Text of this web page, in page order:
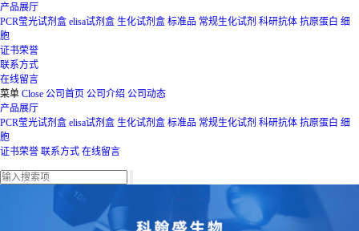
产品展厅
PCR莹光试剂盒 elisa试剂盒 生化试剂盒 标准品 常规生化试剂 科研抗体 抗原蛋白 细
胞
证书荣誉
联系方式
在线留言
菜单 Close 公司首页 公司介绍 公司动态
产品展厅
PCR莹光试剂盒 elisa试剂盒 生化试剂盒 标准品 常规生化试剂 科研抗体 抗原蛋白 细
胞
证书荣誉 联系方式 在线留言